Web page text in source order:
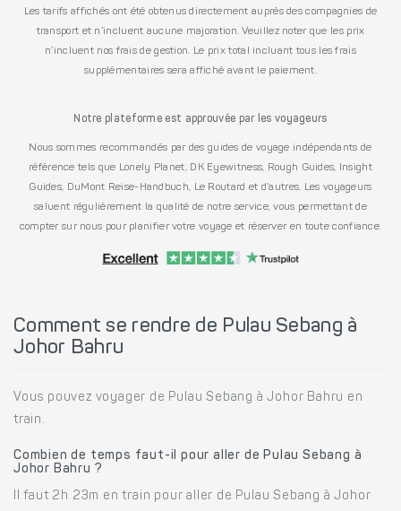
Les tarifs affichés ont été obtenus directement auprès des compagnies de
transport et n’incluent aucune majoration. Veuillez noter que les prix
n’incluent nos frais de gestion. Le prix total incluant tous les frais
supplémentaires sera affiché avant le paiement.
Notre plateforme est approuvée par les voyageurs
Nous sommes recommandés par des guides de voyage indépendants de
référence tels que Lonely Planet, DK Eyewitness, Rough Guides, Insight
Guides, DuMont Reise-Handbuch, Le Routard et d’autres. Les voyageurs
saluent régulièrement la qualité de notre service, vous permettant de
compter sur nous pour planifier votre voyage et réserver en toute confiance.
Comment se rendre de Pulau Sebang à
Johor Bahru
Vous pouvez voyager de Pulau Sebang à Johor Bahru en
train.
Combien de temps faut-il pour aller de Pulau Sebang à
Johor Bahru ?
Il faut 2h 23m en train pour aller de Pulau Sebang à Johor